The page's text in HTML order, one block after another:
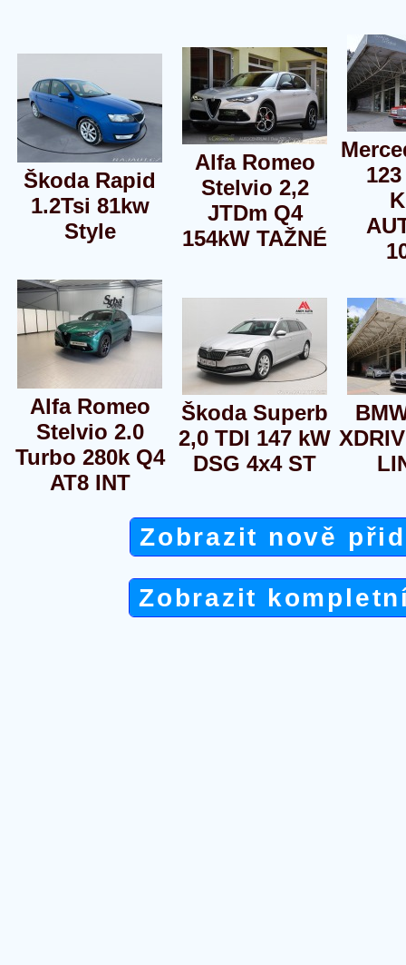
Škoda Rapid
1.2Tsi 81kw
Style
Alfa Romeo
Stelvio 2,2
JTDm Q4
154kW TAŽNÉ
Alfa Romeo
Stelvio 2.0
Turbo 280k Q4
AT8 INT
Škoda Superb
2,0 TDI 147 kW
DSG 4x4 ST
Zobrazit nově
Zobrazit